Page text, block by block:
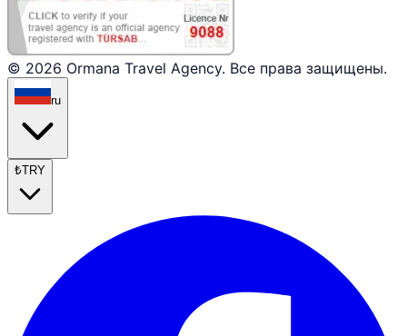
© 2026 Ormana Travel Agency. Все права защищены.
ru
₺TRY